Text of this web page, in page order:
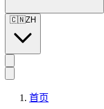
🇨🇳ZH
首页